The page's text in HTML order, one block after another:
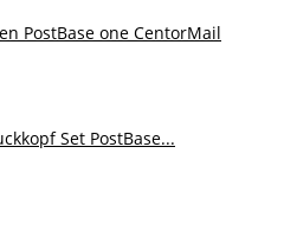
PostBase one CentorMail